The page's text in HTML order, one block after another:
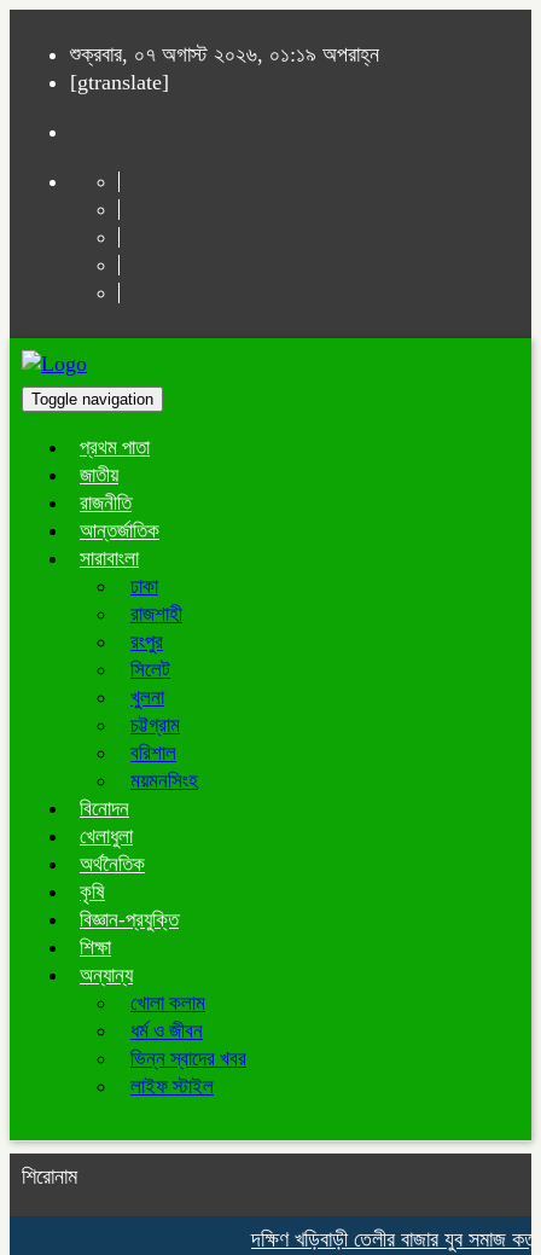
শুক্রবার, ০৭ অগাস্ট ২০২৬, ০১:১৯ অপরাহ্ন
[gtranslate]
Toggle navigation
প্রথম পাতা
জাতীয়
রাজনীতি
আন্তর্জাতিক
সারাবাংলা
ঢাকা
রাজশাহী
রংপুর
সিলেট
খুলনা
চট্টগ্রাম
বরিশাল
ময়মনসিংহ
বিনোদন
খেলাধুলা
অর্থনৈতিক
কৃষি
বিজ্ঞান-প্রযুক্তি
শিক্ষা
অন্যান্য
খোলা কলাম
ধর্ম ও জীবন
ভিন্ন স্বাদের খবর
লাইফ স্টাইল
শিরোনাম
দক্ষিণ খড়িবাড়ী তেলীর বাজার যুব সমাজ